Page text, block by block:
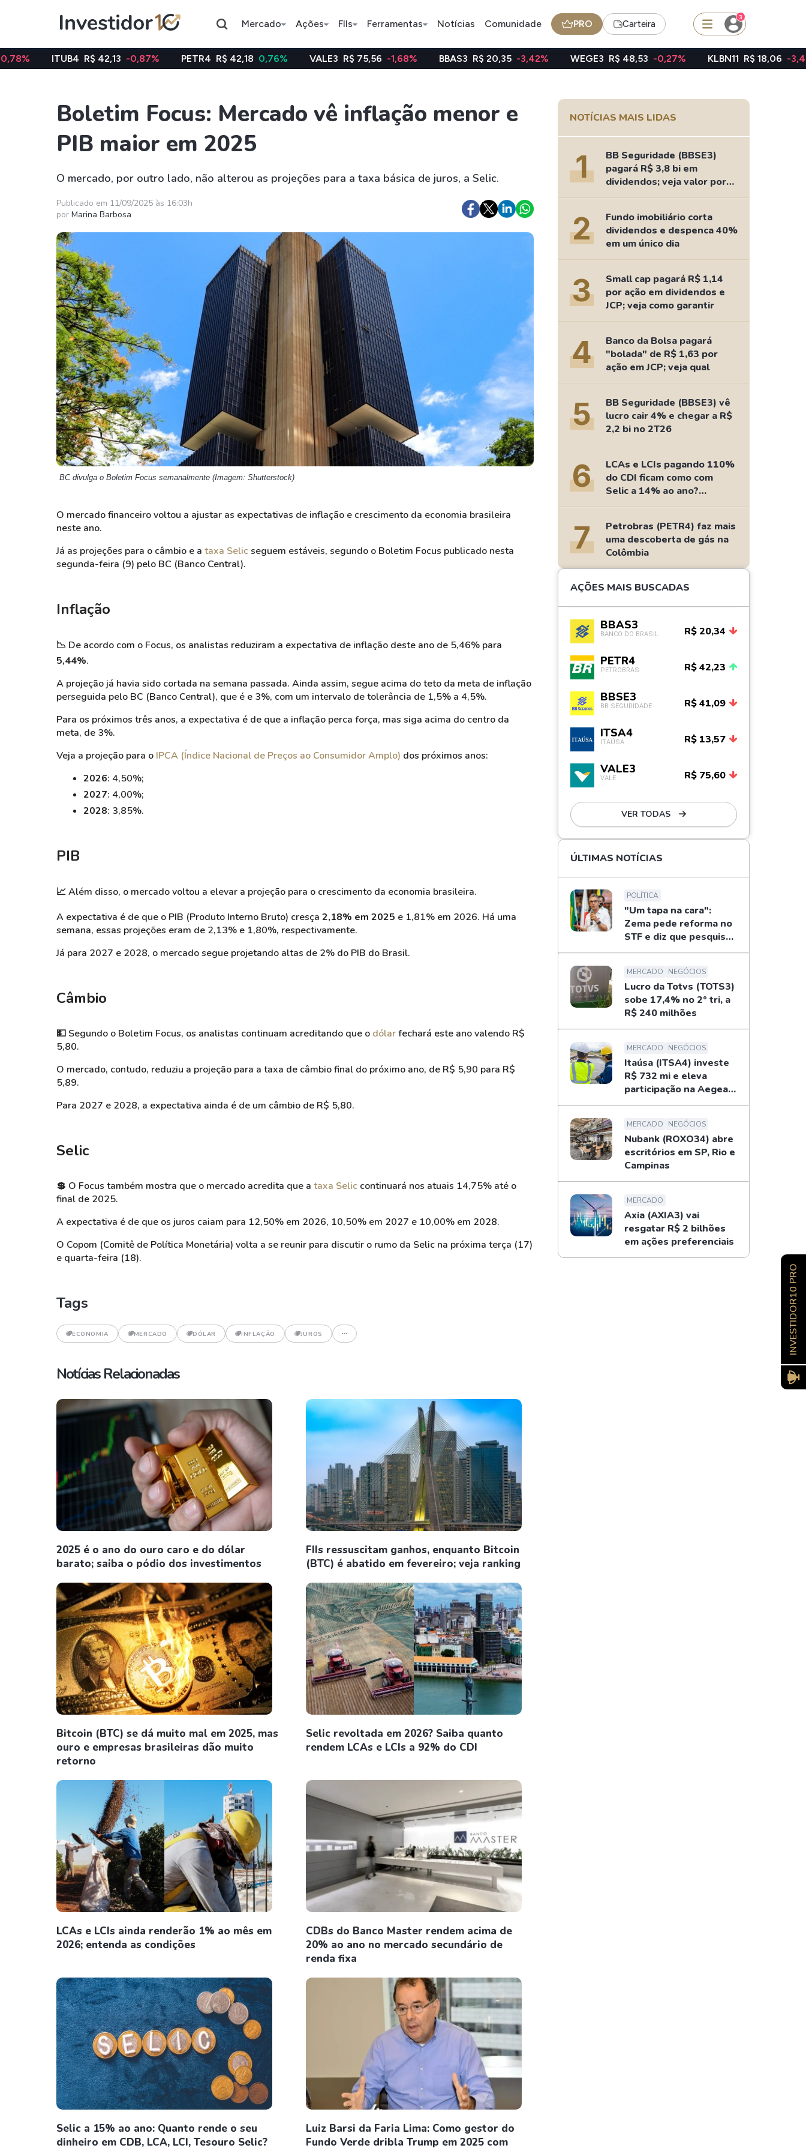
Mercado Ações FIIs Ferramentas Notícias Comunidade PRO Carteira
3
Assuntos do momento
Índice
Ibovespa
Índice
Selic TRXF11
Taesa
Itausa
Ambev
Weg
Klabin
Petrobrás
Ver todos
RECR11
KNCR11
Ver todos
IVVB11
SMAL11
HASH11
GOLD11
XINA11
Ver todos
Apple
Meta
Coca-Cola
Ver todos
Criptomoedas
Bitcoin
Ethereum
Ver todos
Ideias
Agenda de Dividendos
Radar do Dividendo Inteligente
As Ações Mais Buscadas
Guia do Iniciante
R$ 42,13 -0,87% PETR4 R$ 42,18 0,76% VALE3 R$ 75,56 -1,68% BBAS3 R$ 20,35 -3,42% WEGE3 R$ 48,53 -0,27% KLBN11 R$ 18,06 -3,47% TAEE11
Boletim Focus: Mercado vê inflação menor e
PIB maior em 2025
O mercado, por outro lado, não alterou as projeções para a taxa básica de juros, a Selic.
Publicado em 11/09/2025 às 16:03h
por Marina Barbosa
BC divulga o Boletim Focus semanalmente (Imagem: Shutterstock)
O mercado financeiro voltou a ajustar as expectativas de inflação e crescimento da economia brasileira
neste ano.
Já as projeções para o câmbio e a taxa Selicseguem estáveis, segundo o Boletim Focus publicado nesta
segunda-feira (9) pelo BC (Banco Central).
Inflação
📉 De acordo com o Focus, os analistas reduziram a expectativa de inflação deste ano de 5,46% para
5,44%.
A projeção já havia sido cortada na semana passada. Ainda assim, segue acima do teto da meta de inflação
perseguida pelo BC (Banco Central), que é e 3%, com um intervalo de tolerância de 1,5% a 4,5%.
Para os próximos três anos, a expectativa é de que a inflação perca força, mas siga acima do centro da
meta, de 3%.
Veja a projeção para o IPCA (Índice Nacional de Preços ao Consumidor Amplo) dos próximos anos:
2026: 4,50%;
2027: 4,00%;
2028: 3,85%.
PIB
📈Além disso, o mercado voltou a elevar a projeção para o crescimento da economia brasileira.
A expectativa é de que o PIB (Produto Interno Bruto) cresça 2,18% em 2025 e 1,81% em 2026. Há uma
semana, essas projeções eram de 2,13% e 1,80%, respectivamente.
Já para 2027 e 2028, o mercado segue projetando altas de 2% do PIB do Brasil.
Câmbio
💵 Segundo o Boletim Focus, os analistas continuam acreditando que o dólarfechará este ano valendo R$
5,80.
O mercado, contudo, reduziu a projeção para a taxa de câmbio final do próximo ano, de R$ 5,90 para R$
5,89.
Para 2027 e 2028, a expectativa ainda é de um câmbio de R$ 5,80.
Selic
💲 O Focus também mostra que o mercado acredita que a taxa Selic continuará nos atuais 14,75% até o
final de 2025.
A expectativa é de que os juros caiam para 12,50% em 2026, 10,50% em 2027 e 10,00% em 2028.
O Copom (Comitê de Política Monetária) volta a se reunir para discutir o rumo da Selic na próxima terça (17)
e quarta-feira (18).
Tags
ECONOMIA MERCADO DÓLAR INFLAÇÃO JUROS
Notícias Relacionadas
2025 é o ano do ouro caro e do dólar
barato; saiba o pódio dos investimentos
FIIs ressuscitam ganhos, enquanto Bitcoin
(BTC) é abatido em fevereiro; veja ranking
Bitcoin (BTC) se dá muito mal em 2025, mas
ouro e empresas brasileiras dão muito
retorno
Selic revoltada em 2026? Saiba quanto
rendem LCAs e LCIs a 92% do CDI
LCAs e LCIs ainda renderão 1% ao mês em
2026; entenda as condições
CDBs do Banco Master rendem acima de
20% ao ano no mercado secundário de
renda fixa
Selic a 15% ao ano: Quanto rende o seu
dinheiro em CDB, LCA, LCI, Tesouro Selic?
Luiz Barsi da Faria Lima: Como gestor do
Fundo Verde dribla Trump em 2025 com
NOTÍCIAS MAIS LIDAS
1
BB Seguridade (BBSE3)
pagará R$ 3,8 bi em
dividendos; veja valor por
ação
2
Fundo imobiliário corta
dividendos e despenca 40%
em um único dia
3
Small cap pagará R$ 1,14
por ação em dividendos e
JCP; veja como garantir
4
Banco da Bolsa pagará
"bolada" de R$ 1,63 por
ação em JCP; veja qual
5
BB Seguridade (BBSE3) vê
lucro cair 4% e chegar a R$
2,2 bi no 2T26
6
LCAs e LCIs pagando 110%
do CDI ficam como com
Selic a 14% ao ano?
Fizemos as contas
7
Petrobras (PETR4) faz mais
uma descoberta de gás na
Colômbia
AÇÕES MAIS BUSCADAS
BBAS3
BANCO DO BRASIL R$ 20,34
PETR4
PETROBRAS R$ 42,23
BBSE3
BB SEGURIDADE R$ 41,09
ITSA4
ITAÚSA R$ 13,57
VALE3
VALE R$ 75,60
VER TODAS
ÚLTIMAS NOTÍCIAS
POLÍTICA
"Um tapa na cara":
Zema pede reforma no
STF e diz que pesquisas
não definem eleições
MERCADO NEGÓCIOS
Lucro da Totvs (TOTS3)
sobe 17,4% no 2º tri, a
R$ 240 milhões
MERCADO NEGÓCIOS
Itaúsa (ITSA4) investe
R$ 732 mi e eleva
participação na Aegea
para 14%
MERCADO NEGÓCIOS
Nubank (ROXO34) abre
escritórios em SP, Rio e
Campinas
MERCADO
Axia (AXIA3) vai
resgatar R$ 2 bilhões
em ações preferenciais
INVESTIDOR10 PRO